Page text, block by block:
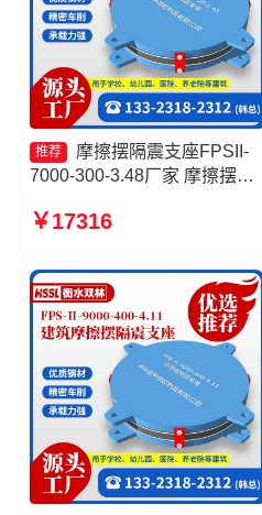
推荐
摩擦摆隔震支座FPSII-
7000-300-3.48厂家 摩擦摆式
擦摆隔震支座 摩擦摆隔震支座
厂
￥17316